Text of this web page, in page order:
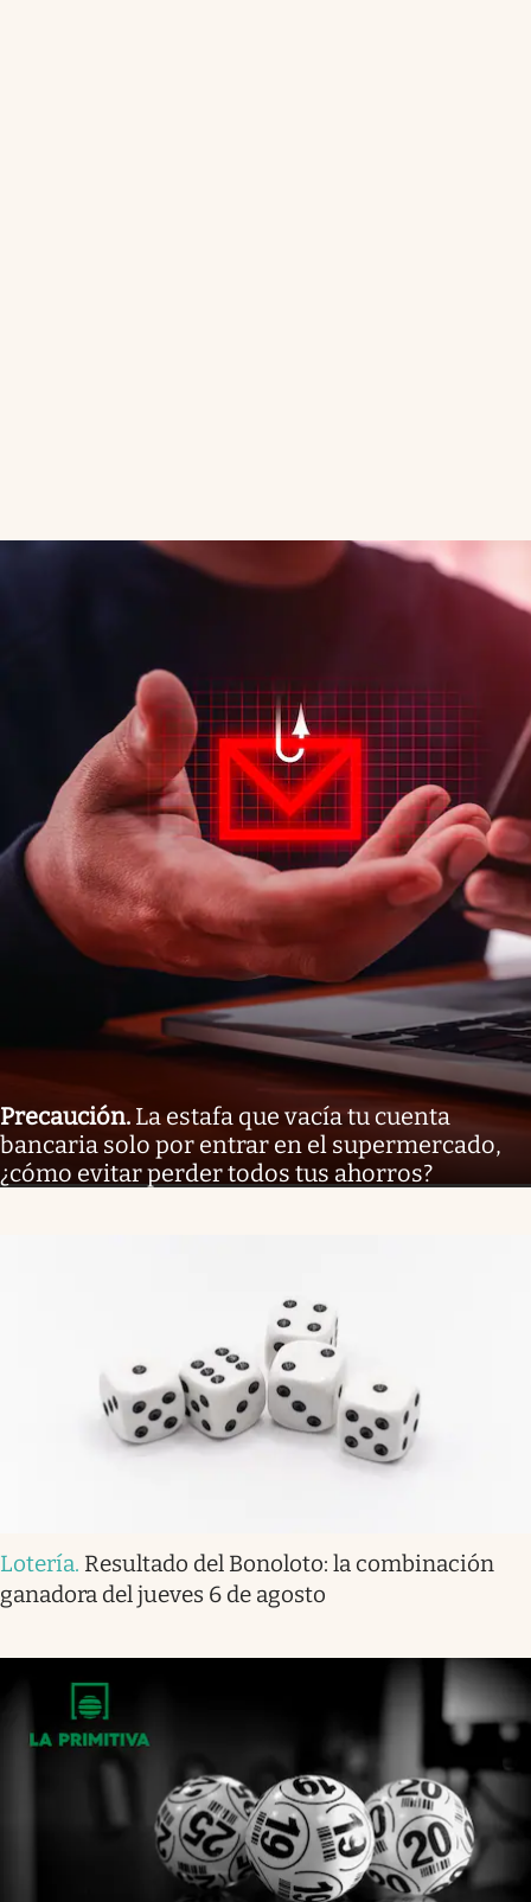
Precaución. La estafa que vacía tu cuenta
bancaria solo por entrar en el supermercado,
¿cómo evitar perder todos tus ahorros?
Lotería. Resultado del Bonoloto: la combinación
ganadora del jueves 6 de agosto